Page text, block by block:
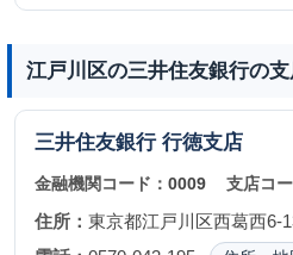
江戸川区の三井住友銀行の
三井住友銀行 行徳支店
金融機関コード： 0009 支店コ
住所： 東京都江戸川区西葛西6-